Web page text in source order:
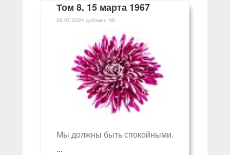
Том 8. 15 марта 1967
06.07.2024 добавил Irik
Мы должны быть спокойными.
...